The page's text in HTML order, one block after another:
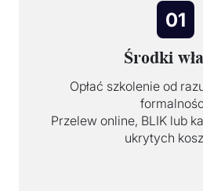
01
Środki
Opłać szkolenie od
Przelew online, BLIK lub
ukrytych